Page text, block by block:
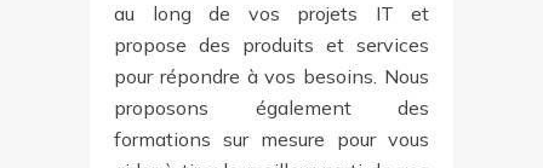
au long de vos projets IT et
propose des produits et services
pour répondre à vos besoins. Nous
proposons également des
formations sur mesure pour vous